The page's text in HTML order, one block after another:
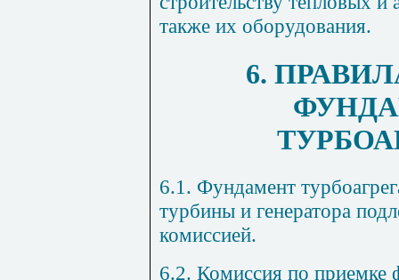
также их оборудования.
6.
6.1. Фундамент
турбины и генератора
комиссией.
6.2. Комиссия по приемке